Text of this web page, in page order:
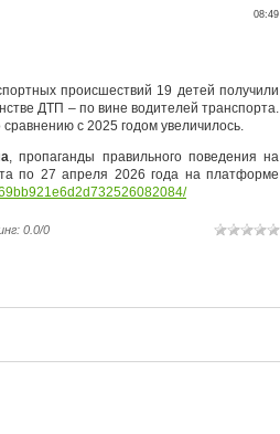
08:49
происшествий 19 детей получили
ДТП – по вине водителей транспорта.
с 2025 годом увеличилось.
, пропаганды правильного поведения на
по 27 апреля 2026 года на платформе
: 0.0/0